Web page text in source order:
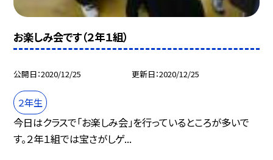
お楽しみ会です（２年１組）
公開日 2020/12/25 更新日 2020/12/25
２年生
今日はクラスで「お楽しみ会」を行っているところが多いで
す。２年１組では宝さがしゲ...